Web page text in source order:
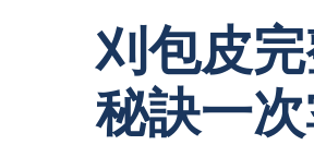
刈包皮
秘訣一